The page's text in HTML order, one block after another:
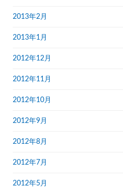
2013年2月
2013年1月
2012年12月
2012年11月
2012年10月
2012年9月
2012年8月
2012年7月
2012年5月